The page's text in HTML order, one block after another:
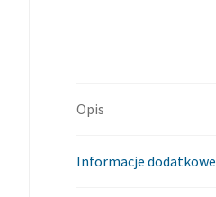
Opis
Informacje dodatkowe